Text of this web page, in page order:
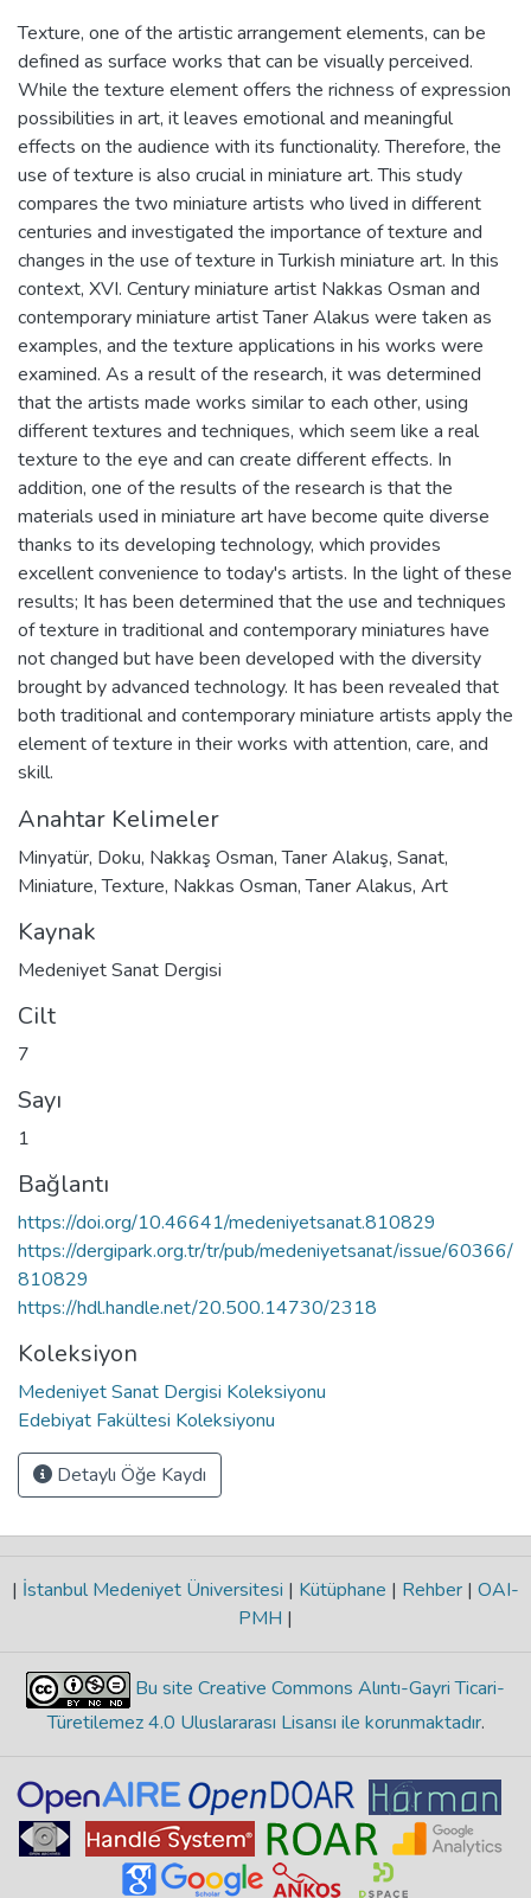
Texture, one of the artistic arrangement elements, can be
defined as surface works that can be visually perceived.
While the texture element offers the richness of expression
possibilities in art, it leaves emotional and meaningful
effects on the audience with its functionality. Therefore, the
use of texture is also crucial in miniature art. This study
compares the two miniature artists who lived in different
centuries and investigated the importance of texture and
changes in the use of texture in Turkish miniature art. In this
context, XVI. Century miniature artist Nakkas Osman and
contemporary miniature artist Taner Alakus were taken as
examples, and the texture applications in his works were
examined. As a result of the research, it was determined
that the artists made works similar to each other, using
different textures and techniques, which seem like a real
texture to the eye and can create different effects. In
addition, one of the results of the research is that the
materials used in miniature art have become quite diverse
thanks to its developing technology, which provides
excellent convenience to today's artists. In the light of these
results; It has been determined that the use and techniques
of texture in traditional and contemporary miniatures have
not changed but have been developed with the diversity
brought by advanced technology. It has been revealed that
both traditional and contemporary miniature artists apply the
element of texture in their works with attention, care, and
skill.
Anahtar Kelimeler
Minyatür, Doku, Nakkaş Osman,Taner Alakuş, Sanat,
Miniature,Texture, Nakkas Osman,Taner Alakus, Art
Kaynak
Medeniyet Sanat Dergisi
Cilt
7
Sayı
1
Bağlantı
https://doi.org/10.46641/medeniyetsanat.810829
https://dergipark.org.tr/tr/pub/medeniyetsanat/issue/60366/
810829
https://hdl.handle.net/20.500.14730/2318
Koleksiyon
Medeniyet Sanat Dergisi Koleksiyonu
Edebiyat Fakültesi Koleksiyonu
Detaylı Öğe Kaydı
| İstanbul Medeniyet Üniversitesi | Kütüphane | Rehber | OAI-
PMH |
Bu site Creative Commons Alıntı-Gayri Ticari-
Türetilemez 4.0 Uluslararası Lisansı ile korunmaktadır.